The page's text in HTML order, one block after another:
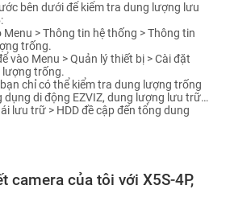
bên dưới để kiểm tra dung lượng lưu
> Thông tin hệ thống > Thông tin
trống.
vào Menu > Quản lý thiết bị > Cài đặt
lượng trống.
chỉ có thể kiểm tra dung lượng trống
dụng di động EZVIZ, dung lượng lưu trữ
lưu trữ > HDD đề cập đến tổng dung
camera của tôi với X5S-4P,